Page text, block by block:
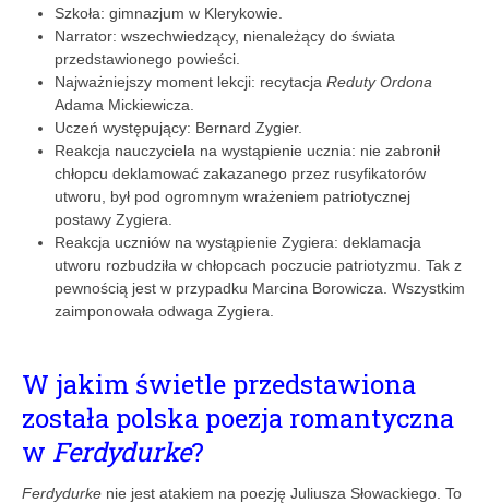
Szkoła: gimnazjum w Klerykowie.
Narrator: wszechwiedzący, nienależący do świata
przedstawionego powieści.
Najważniejszy moment lekcji: recytacja Reduty Ordona
Adama Mickiewicza.
Uczeń występujący: Bernard Zygier.
Reakcja nauczyciela na wystąpienie ucznia: nie zabronił
chłopcu deklamować zakazanego przez rusyfikatorów
utworu, był pod ogromnym wrażeniem patriotycznej
postawy Zygiera.
Reakcja uczniów na wystąpienie Zygiera: deklamacja
utworu rozbudziła w chłopcach poczucie patriotyzmu. Tak z
pewnością jest w przypadku Marcina Borowicza. Wszystkim
zaimponowała odwaga Zygiera.
W jakim świetle przedstawiona
została polska poezja romantyczna
w Ferdydurke?
Ferdydurke nie jest atakiem na poezję Juliusza Słowackiego. To